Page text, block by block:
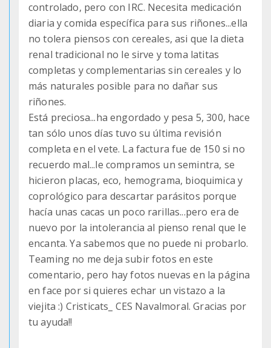
controlado, pero con IRC. Necesita medicación
diaria y comida específica para sus riñones...ella
no tolera piensos con cereales, asi que la dieta
renal tradicional no le sirve y toma latitas
completas y complementarias sin cereales y lo
más naturales posible para no dañar sus
riñones.
Está preciosa...ha engordado y pesa 5, 300, hace
tan sólo unos días tuvo su última revisión
completa en el vete. La factura fue de 150 si no
recuerdo mal...le compramos un semintra, se
hicieron placas, eco, hemograma, bioquimica y
coprológico para descartar parásitos porque
hacía unas cacas un poco rarillas...pero era de
nuevo por la intolerancia al pienso renal que le
encanta. Ya sabemos que no puede ni probarlo.
Teaming no me deja subir fotos en este
comentario, pero hay fotos nuevas en la página
en face por si quieres echar un vistazo a la
viejita :) Cristicats_ CES Navalmoral. Gracias por
tu ayuda!!